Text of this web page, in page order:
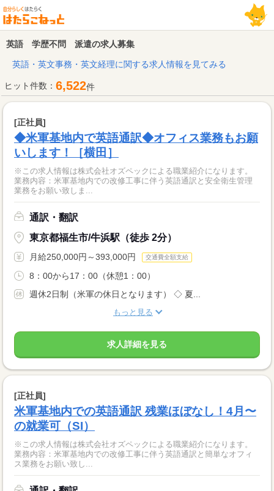
英語 学歴不問 派遣の求人募集
英語・英文事務・英文経理に関する求人情報を見てみる
ヒット件数： 6,522件
[正社員]
◆米軍基地内で英語通訳◆オフィス業務もお願
いします！［横田］
※この求人情報は株式会社オズペックによる職業紹介になります。
業務内容：米軍基地内での改修工事に伴う英語通訳と安全衛生管理
業務をお願い致しま...
通訳・翻訳
東京都福生市/牛浜駅（徒歩 2分）
月給250,000円～393,000円 交通費全額支給
8：00から17：00（休憩1：00）
週休2日制（米軍の休日となります） ◇ 夏...
もっと見る
求人詳細を見る
[正社員]
米軍基地内での英語通訳 残業ほぼなし！4月〜
の就業可（SI）
※この求人情報は株式会社オズペックによる職業紹介になります。
業務内容：米軍基地内での改修工事に伴う英語通訳と簡単なオフィ
ス業務をお願い致し...